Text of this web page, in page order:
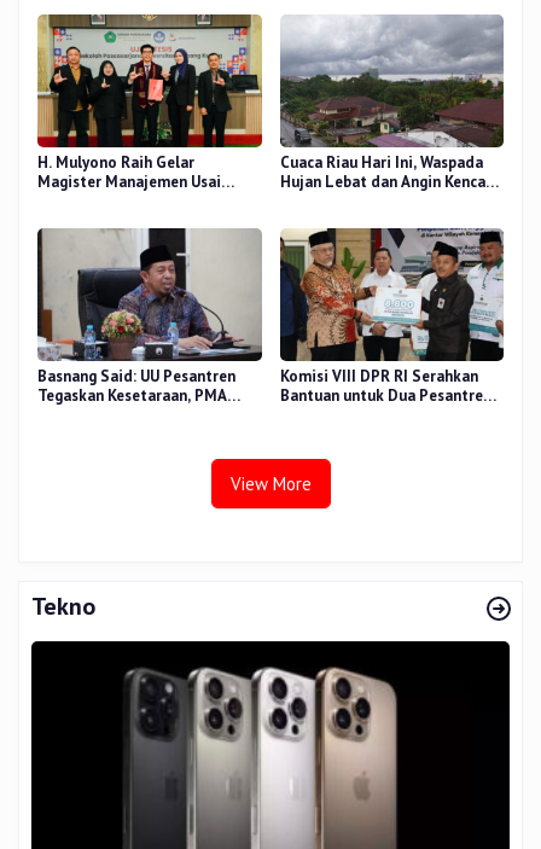
H. Mulyono Raih Gelar
Magister Manajemen Usai
Cuaca Riau Hari Ini, Waspada
Hujan Lebat dan Angin Kencang
Basnang Said: UU Pesantren
Tegaskan Kesetaraan, PMA
Komisi VIII DPR RI Serahkan
Bantuan untuk Dua Pesantren
View More
Tekno